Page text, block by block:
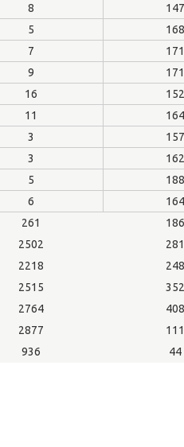
8 147
5 168
7 171
9 171
16 152
11 164
3 157
3 162
5 188
6 164
261 186
2502 281
2218 248
2515 352
2764 408
2877 111
936 44